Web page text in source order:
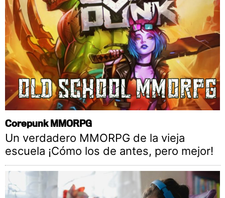
Corepunk MMORPG
Un verdadero MMORPG de la vieja
escuela ¡Cómo los de antes, pero mejor!